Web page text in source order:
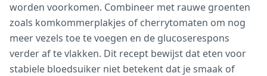
worden voorkomen. Combineer met rauwe groenten
zoals komkommerplakjes of cherrytomaten om nog
meer vezels toe te voegen en de glucoserespons
verder af te vlakken. Dit recept bewijst dat eten voor
stabiele bloedsuiker niet betekent dat je smaak of